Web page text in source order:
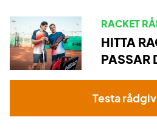
fina Babolatracket!
Levereras med heltäckande fodral.
Levereras strängad men vi
din nya racket är 100% redo från
RACKET
HITTA
PASSAR
Testa